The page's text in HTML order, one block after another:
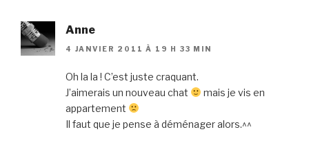
Anne
4 JANVIER 2011 À 19 H 33 MIN
Oh la la ! C’est juste craquant.
J’aimerais un nouveau chat
mais je vis en
appartement
Il faut que je pense à déménager alors.^^